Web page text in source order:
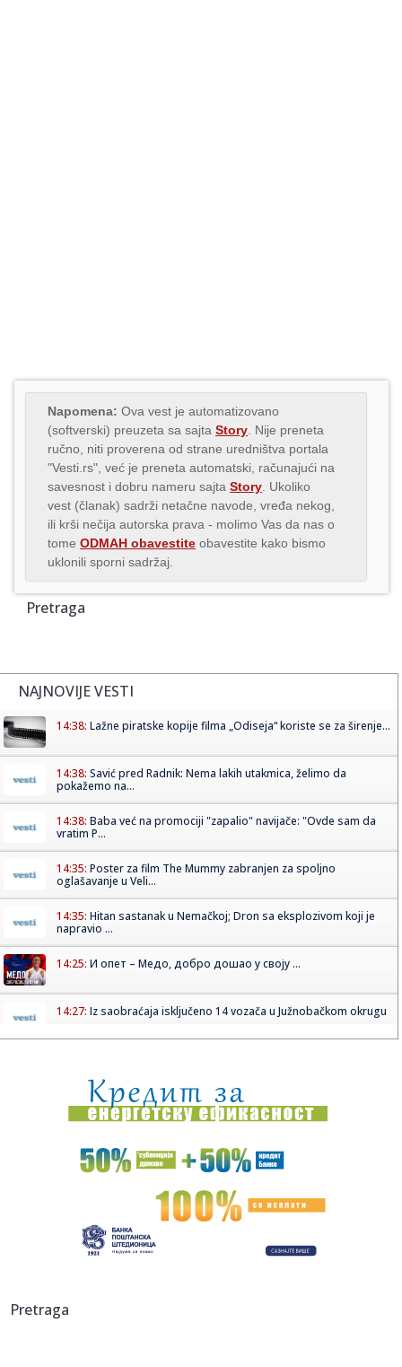
Napomena: Ova vest je automatizovano
(softverski) preuzeta sa sajta Story . Nije preneta
ručno, niti proverena od strane uredništva portala
"Vesti.rs", već je preneta automatski, računajući na
savesnost i dobru nameru sajta Story . Ukoliko
vest (članak) sadrži netačne navode, vređa nekog,
ili krši nečija autorska prava - molimo Vas da nas o
tome ODMAH obavestite obavestite kako bismo
uklonili sporni sadržaj.
Pretraga
NAJNOVIJE VESTI
14:38: Lažne piratske kopije filma „Odiseja“ koriste se za širenje...
14:38: Savić pred Radnik: Nema lakih utakmica, želimo da
pokažemo na...
14:38: Baba već na promociji "zapalio" navijače: "Ovde sam da
vratim P...
14:35: Poster za film The Mummy zabranjen za spoljno
oglašavanje u Veli...
14:35: Hitan sastanak u Nemačkoj; Dron sa eksplozivom koji je
napravio ...
14:25: И опет – Медо, добро дошао у своју ...
14:27: Iz saobraćaja isključeno 14 vozača u Južnobačkom okrugu
14:26:Prvi put viđeni vrtlozi na Suncu: Naučnici rešavaju misteriju
14:24:Znakovi da vaš pas možda pati od artritisa
Španija zaprijetila Italiji kontramjerama
14:24:Zatražen pritvor uhapšenima u akciji "Trasa"
avgusta
Pretraga